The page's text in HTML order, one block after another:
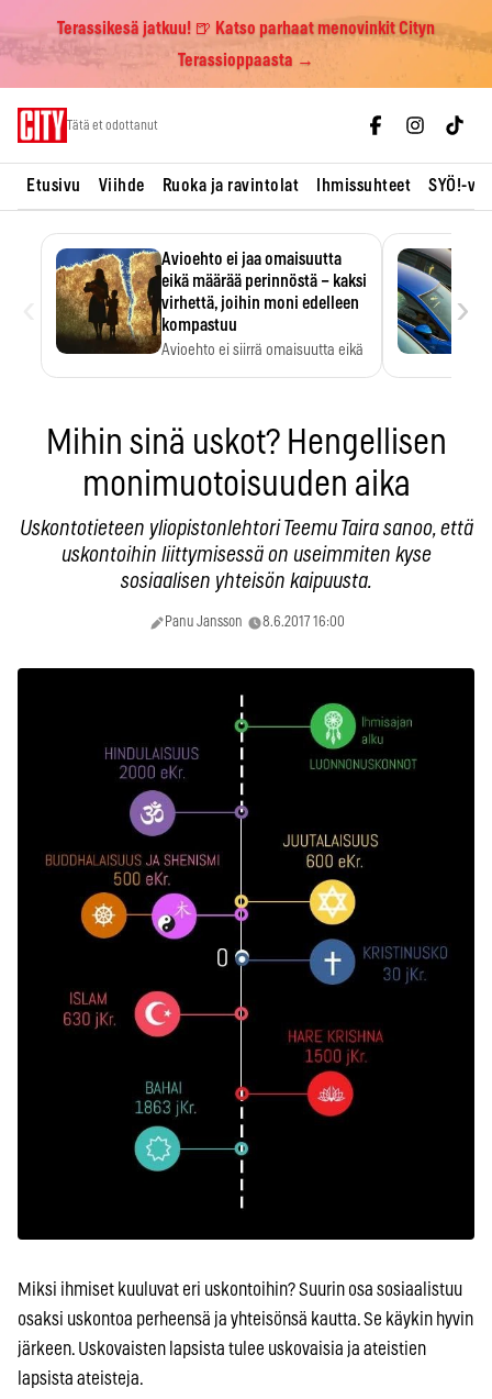
Terassikesä jatkuu! 🍺 Katso parhaat menovinkit Cityn
Terassioppaasta →
Tätä et odottanut
Etusivu Viihde Ruoka ja ravintolat Ihmissuhteet SYÖ!-
Avioehto ei jaa omaisuutta
eikä määrää perinnöstä – kaksi
virhettä, joihin moni edelleen
kompastuu
Avioehto ei siirrä omaisuutta eikä
›
Mihin sinä uskot? Hengellisen
monimuotoisuuden aika
Uskontotieteen yliopistonlehtori Teemu Taira sanoo, että
uskontoihin liittymisessä on useimmiten kyse
sosiaalisen yhteisön kaipuusta.
Panu Jansson 8.6.2017 16:00
Miksi ihmiset kuuluvat eri uskontoihin? Suurin osa sosiaalistuu
osaksi uskontoa perheensä ja yhteisönsä kautta. Se käykin hyvin
järkeen. Uskovaisten lapsista tulee uskovaisia ja ateistien
lapsista ateisteja.